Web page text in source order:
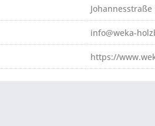
info@weka-
https://